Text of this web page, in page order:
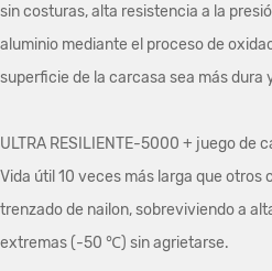
sin costuras, alta resistencia a la
aluminio mediante el proceso de
superficie de la carcasa sea más dura
ULTRA RESILIENTE-5000 + juego de
Vida útil 10 veces más larga que otros
trenzado de nailon, sobreviviendo a
extremas (-50 ℃) sin agrietarse.